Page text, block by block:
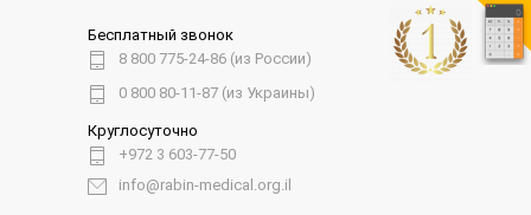
Бесплатный звонок
8 800 775-24-86 (из России)
0 800 80-11-87 (из Украины)
Круглосуточно
+972 3 603-77-50
info@rabin-medical.org.il